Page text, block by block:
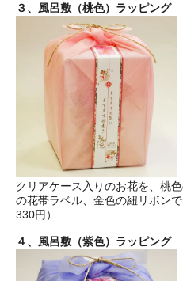
３、風呂敷（桃色）ラッピング
クリアケース入りのお花を、桃
の花帯ラベル、金色の紐リボン
330円）
４、風呂敷（紫色）ラッピング